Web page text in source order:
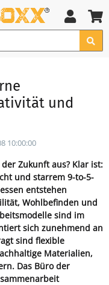
und
10:00:00
Zukunft aus? Klar ist:
und starrem 9-to-5-
entstehen
Wohlbefinden und
sind im
sich zunehmend an
sind flexible
Materialien,
Das Büro der